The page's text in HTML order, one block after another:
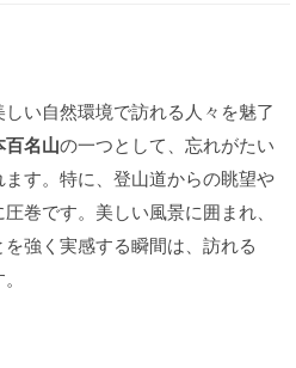
い自然環境で訪れる人々を魅了
百名山の一つとして、忘れがたい
す。特に、登山道からの眺望や
巻です。美しい風景に囲まれ、
強く実感する瞬間は、訪れる